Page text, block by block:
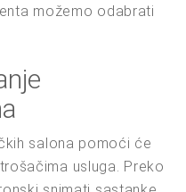
možemo odabrati
salona pomoći će
usluga. Preko